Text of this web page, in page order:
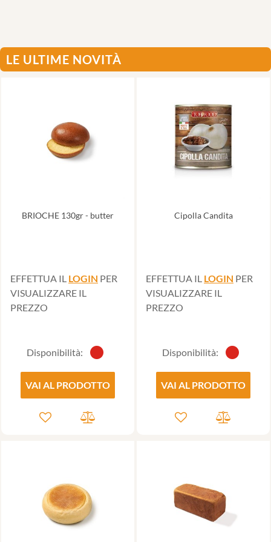
LE ULTIME NOVITÀ
BRIOCHE 130gr - butter
EFFETTUA IL LOGIN PER
VISUALIZZARE IL
PREZZO
Disponibilità:
VAI AL PRODOTTO
Cipolla Candita
EFFETTUA IL LOGIN PER
VISUALIZZARE IL
PREZZO
Disponibilità:
VAI AL PRODOTTO